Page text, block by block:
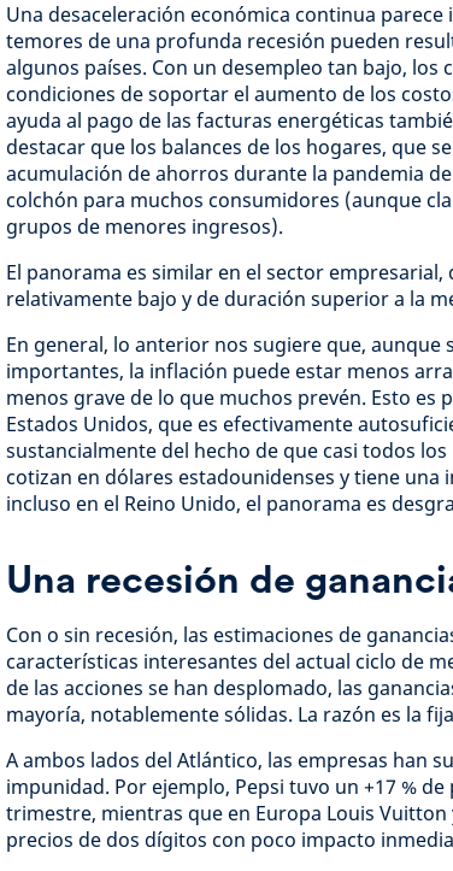
Una desaceleración económica continua
temores de una profunda recesión pueden
algunos países. Con un desempleo tan bajo, los
condiciones de soportar el aumento de los
ayuda al pago de las facturas energéticas
destacar que los balances de los hogares, que
acumulación de ahorros durante la pandemia
colchón para muchos consumidores (aunque
grupos de menores ingresos).
El panorama es similar en el sector
relativamente bajo y de duración superior a la
En general, lo anterior nos sugiere que,
importantes, la inflación puede estar menos
menos grave de lo que muchos prevén. Esto es
Estados Unidos, que es efectivamente
sustancialmente del hecho de que casi todos
cotizan en dólares estadounidenses y tiene una
incluso en el Reino Unido, el panorama es
Una recesión de
Con o sin recesión, las estimaciones de
características interesantes del actual ciclo de
de las acciones se han desplomado, las
mayoría, notablemente sólidas. La razón es la
A ambos lados del Atlántico, las empresas han
impunidad. Por ejemplo, Pepsi tuvo un +17 %
trimestre, mientras que en Europa Louis
precios de dos dígitos con poco impacto